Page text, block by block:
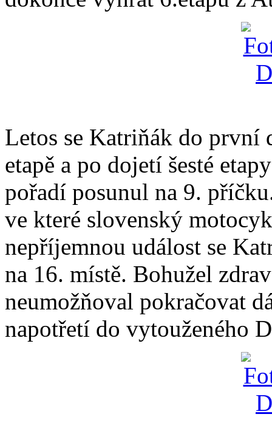
Letos se Katriňák do
etapě a po dojetí šesté
pořadí posunul na 9.
ve které slovenský
nepříjemnou událost se
na 16. místě. Bohužel
neumožňoval pokračovat
napotřetí do vytouženého